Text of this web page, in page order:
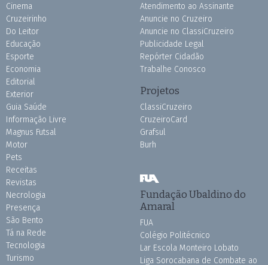
Cinema
Cruzeirinho
Do Leitor
Educação
Esporte
Economia
Editorial
Exterior
Guia Saúde
Informação Livre
Magnus Futsal
Motor
Pets
Receitas
Revistas
Necrologia
Presença
São Bento
Tá na Rede
Tecnologia
Turismo
Atendimento ao Assinante
Anuncie no Cruzeiro
Anuncie no ClassiCruzeiro
Publicidade Legal
Repórter Cidadão
Trabalhe Conosco
Projetos
ClassiCruzeiro
CruzeiroCard
Grafsul
Burh
Fundação Ubaldino do
Amaral
FUA
Colégio Politécnico
Lar Escola Monteiro Lobato
Liga Sorocabana de Combate ao